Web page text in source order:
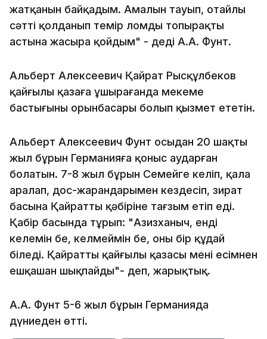
жатқанын байқадым. Амалын тауып, оңтайлы
сәтті қолданып темір ломды топырақтың
астына жасыра қойдым" - деді А.А. Фунт.
Альберт Алексеевич Қайрат Рысқұлбеков
қайғылы қазаға ұшырағанда мекеме
бастығының орынбасары болып қызмет ететін.
Альберт Алексеевич Фунт осыдан 20 шақты
жыл бұрын Германияға қоныс аударған
болатын. 7-8 жыл бұрын Семейге келіп, қала
аралап, дос-жарандарымен кездесіп, зират
басына Қайраттың қәбіріне тағзым етіп еді.
Қабір басында тұрып: "Азизханыч, енді
келемін бе, келмеймін бе, оны бір құдай
біледі. Қайраттың қайғылы қазасы менің есімнен
ешқашан шықпайды"- деп, жарықтық.
А.А. Фунт 5-6 жыл бұрын Германияда
дүниеден өтті.